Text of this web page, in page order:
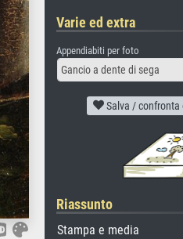
Varie ed extra
Appendiabiti per foto
Gancio a dente di sega
Salva / confronta
Riassunto
Stampa e media